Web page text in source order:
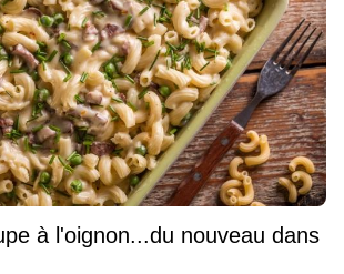
à l'oignon...du nouveau dans